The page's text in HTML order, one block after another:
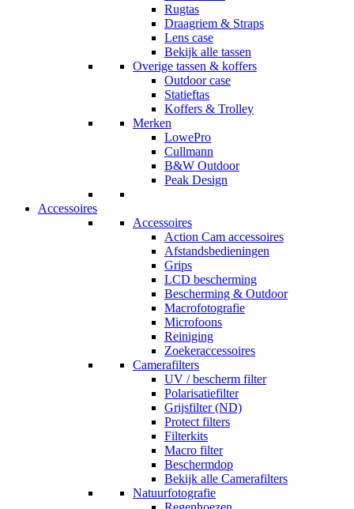
Rugtas
Draagriem & Straps
Lens case
Bekijk alle tassen
Overige tassen & koffers
Outdoor case
Statieftas
Koffers & Trolley
Merken
LowePro
Cullmann
B&W Outdoor
Peak Design
Accessoires
Accessoires
Action Cam accessoires
Afstandsbedieningen
Grips
LCD bescherming
Bescherming & Outdoor
Macrofotografie
Microfoons
Reiniging
Zoekeraccessoires
Camerafilters
UV / bescherm filter
Polarisatiefilter
Grijsfilter (ND)
Protect filters
Filterkits
Macro filter
Beschermdop
Bekijk alle Camerafilters
Natuurfotografie